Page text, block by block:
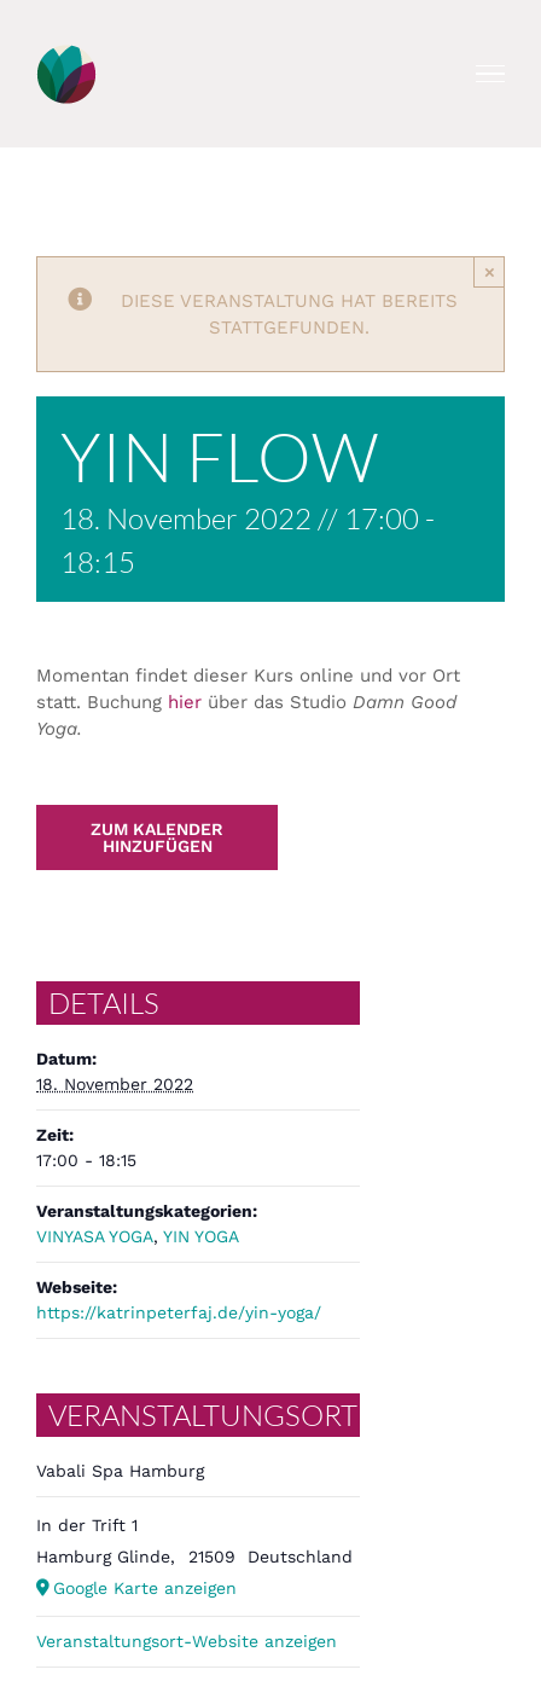
springen
DIESE VERANSTALTUNG HAT BEREITS
STATTGEFUNDEN.
×
YIN FLOW
18. November 2022 // 17:00 -
18:15
Momentan findet dieser Kurs online und vor Ort
statt. Buchung hierüber das Studio Damn Good
Yoga.
ZUM KALENDER
HINZUFÜGEN
DETAILS
Datum:
18. November 2022
Zeit:
17:00 - 18:15
Veranstaltungskategorien:
VINYASA YOGA, YIN YOGA
Webseite:
https://katrinpeterfaj.de/yin-yoga/
VERANSTALTUNGSORT
Vabali Spa Hamburg
In der Trift 1
Hamburg Glinde, 21509
Deutschland
Google Karte anzeigen
Veranstaltungsort-Website anzeigen